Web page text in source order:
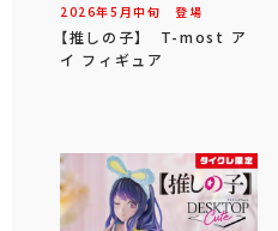
2026年5 月中旬 登場
【推しの子】 T-most ア
イ フィギュア